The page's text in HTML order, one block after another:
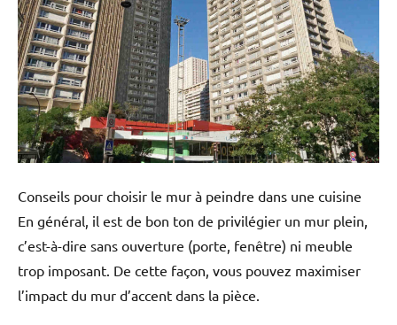
Conseils pour choisir le mur à peindre dans une cuisine
En général, il est de bon ton de privilégier un mur plein,
c’est-à-dire sans ouverture (porte, fenêtre) ni meuble
trop imposant. De cette façon, vous pouvez maximiser
l’impact du mur d’accent dans la pièce.